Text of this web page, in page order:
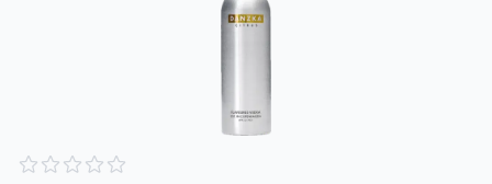
Reviews